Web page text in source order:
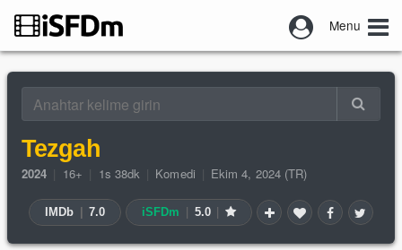
Menu
Tezgah
2024 16+ 1s 38dk Komedi Ekim 4, 2024 (TR)
IMDb 7.0 iSFDm 5.0